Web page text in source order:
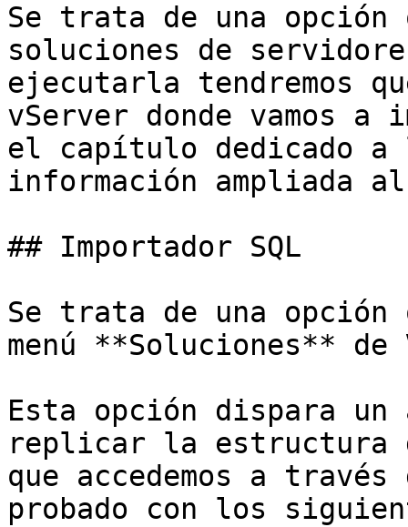
Se trata de una opción
soluciones de
ejecutarla tendremos
vServer donde vamos
el capítulo dedicado a
información ampliada
## Importador SQL
Se trata de una
menú **Soluciones** de
Esta opción dispara
replicar la estructura
que accedemos a
probado con los